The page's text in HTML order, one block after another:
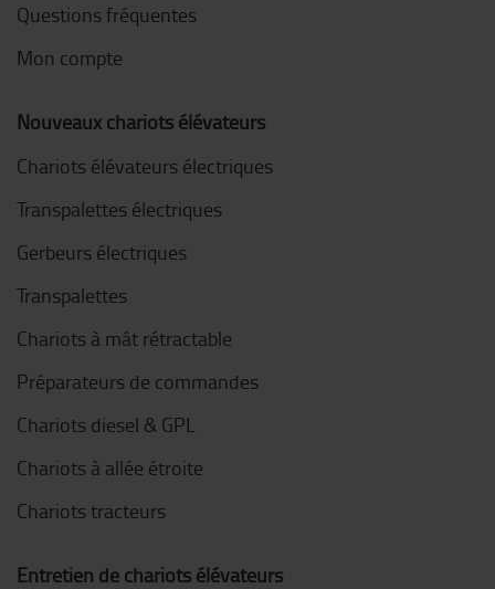
Questions fréquentes
Mon compte
Nouveaux chariots élévateurs
Chariots élévateurs électriques
Transpalettes électriques
Gerbeurs électriques
Transpalettes
Chariots à mât rétractable
Préparateurs de commandes
Chariots diesel & GPL
Chariots à allée étroite
Chariots tracteurs
Entretien de chariots élévateurs